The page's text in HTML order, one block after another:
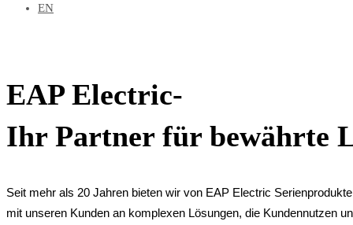
EN
EAP Electric-
Ihr Partner für bewährte
Seit mehr als 20 Jahren bieten wir von EAP Electric
mit unseren Kunden an komplexen Lösungen, die Kundennutzen